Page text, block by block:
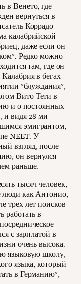
в Венето, где
вернуться в
Коррадо
калабрийской
даже если он
Редко можно
там, где он
в бегах
"блуждания",
Вито Тети в
и о постоянных
и видя 28-ми
эмигрантом,
NEET. У
взгляд, после
он вернулся
раньше.
тысяч человек,
люди как Антонио,
трех лет поисков
работать в
с зарплатой в
очень высока.
языковую школу,
языка, который
в Германию",—